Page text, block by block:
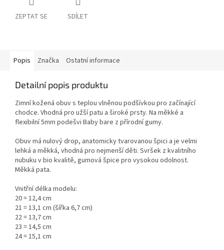
ZEPTAT SE SDÍLET
Popis Značka Ostatní informace
Detailní popis produktu
Zimní kožená obuv s teplou vlněnou podšívkou pro začínající
chodce. Vhodná pro užší patu a široké prsty. Na měkké a
flexibilní 5mm podešvi Baby bare z přírodní gumy.
Obuv má nulový drop, anatomicky tvarovanou špici a je velmi
lehká a měkká, vhodná pro nejmenší děti. Svršek z kvalitního
nubuku v bio kvalitě, gumová špice pro vysokou odolnost.
Měkká pata.
Vnitřní délka modelu:
20 = 12,4 cm
21 = 13,1 cm (šířka 6,7 cm)
22 = 13,7 cm
23 = 14,5 cm
24 = 15,1 cm